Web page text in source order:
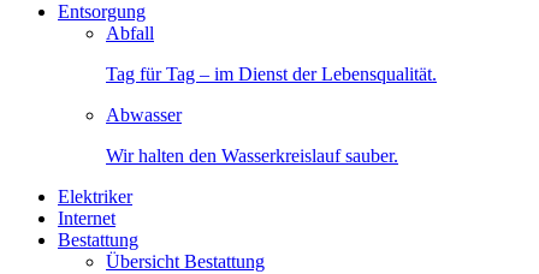
Entsorgung
Abfall
Tag für Tag – im Dienst der Lebensqualität.
Abwasser
Wir halten den Wasserkreislauf sauber.
Elektriker
Internet
Bestattung
Übersicht Bestattung